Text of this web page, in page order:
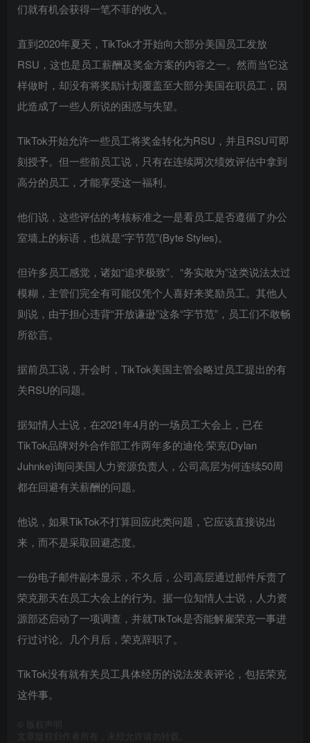
们就有机会获得一笔不菲的收入。
直到2020年夏天，TikTok才开始向大部分美国员工发放
RSU，这也是员工薪酬及奖金方案的内容之一。然而当它这
样做时，却没有将奖励计划覆盖至大部分美国在职员工，因
此造成了一些人所说的困惑与失望。
TikTok开始允许一些员工将奖金转化为RSU，并且RSU可即
刻授予。但一些前员工说，只有在连续两次绩效评估中拿到
高分的员工，才能享受这一福利。
他们说，这些评估的考核标准之一是看员工是否遵循了办公
室墙上的标语，也就是“字节范”(Byte Styles)。
但许多员工感觉，诸如“追求极致”、“务实敢为”这类说法太过
模糊，主管们完全有可能仅凭个人喜好来奖励员工。其他人
则说，由于担心违背“开放谦逊”这条“字节范”，员工们不敢畅
所欲言。
据前员工说，开会时，TikTok美国主管会略过员工提出的有
关RSU的问题。
据知情人士说，在2021年4月的一场员工大会上，已在
TikTok品牌对外合作部工作两年多的迪伦·荣克(Dylan
Juhnke)询问美国人力资源负责人，公司高层为何连续50周
都在回避有关薪酬的问题。
他说，如果TikTok不打算回应此类问题，它应该直接说出
来，而不是采取回避态度。
一份电子邮件副本显示，不久后，公司高层通过邮件斥责了
荣克那天在员工大会上的行为。据一位知情人士说，人力资
源部还启动了一项调查，并就TikTok是否能解雇荣克一事进
行过讨论。几个月后，荣克辞职了。
TikTok没有就有关员工具体经历的说法发表评论，包括荣克
这件事。
版权声明
文章版权归作者所有，未经允许请勿转载。